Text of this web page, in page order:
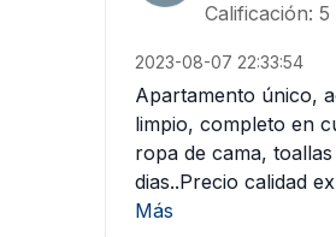
Calificación: 5
2023-08-07 22:33:54
Apartamento único,
limpio, completo en
ropa de cama,
dias..Precio calidad
Más